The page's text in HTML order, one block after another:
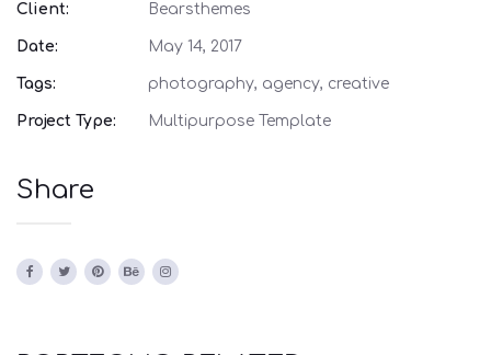
Client: Bearsthemes
Date: May 14, 2017
Tags: photography, agency, creative
Project Type: Multipurpose Template
Share